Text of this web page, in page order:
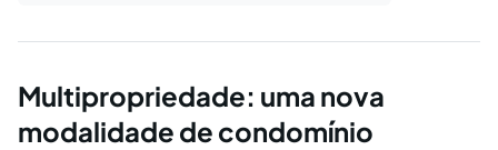
Multipropriedade: uma nova
modalidade de condomínio